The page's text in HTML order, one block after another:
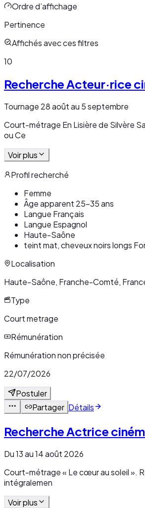
Ordre d’affichage
Pertinence
Affichés avec ces filtres
10
Recherche Acteur·rice
Tournage 28 août au 5 septembre
Court-métrage En Lisière de Silvère
ou Ce
Voir plus
Profil recherché
Femme
Âge apparent 25-35 ans
Langue Français
Langue Espagnol
Haute-Saône
teint mat, cheveux noirs longs
Localisation
Haute-Saône, Franche-Comté,
Type
Court metrage
Rémunération
Rémunération non précisée
22/07/2026
Postuler
Partager Détails
Recherche Actrice
Du 13 au 14 août 2026
Court-métrage « Le cœur au soleil ».
intégralemen
Voir plus